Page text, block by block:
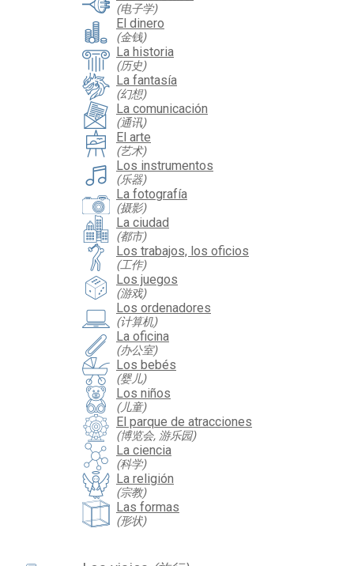
(电子学)
El dinero
(金钱)
La historia
(历史)
La fantasía
(幻想)
La comunicación
(通讯)
El arte
(艺术)
Los instrumentos
(乐器)
La fotografía
(摄影)
La ciudad
(都市)
Los trabajos, los oficios
(工作)
Los juegos
(游戏)
Los ordenadores
(计算机)
La oficina
(办公室)
Los bebés
(婴儿)
Los niños
(儿童)
El parque de atracciones
(博览会, 游乐园)
La ciencia
(科学)
La religión
(宗教)
Las formas
(形状)